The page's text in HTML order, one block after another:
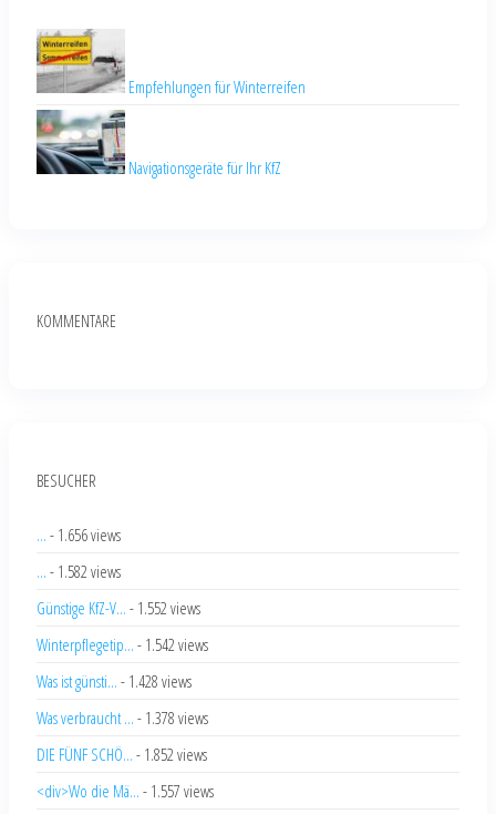
Empfehlungen für Winterreifen
Navigationsgeräte für Ihr KfZ
KOMMENTARE
BESUCHER
... - 1.656 views
... - 1.582 views
Günstige KfZ-V... - 1.552 views
Winterpflegetip... - 1.542 views
Was ist günsti... - 1.428 views
Was verbraucht ... - 1.378 views
DIE FÜNF SCHÖ... - 1.852 views
<div>Wo die Mä... - 1.557 views